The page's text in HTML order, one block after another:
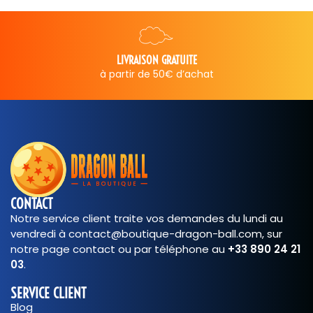
CONTACT
Notre service client traite vos demandes du lundi au
vendredi à contact@boutique-dragon-ball.com, sur
notre page contact ou par téléphone au +33 890 24 21
03.
SERVICE CLIENT
Blog